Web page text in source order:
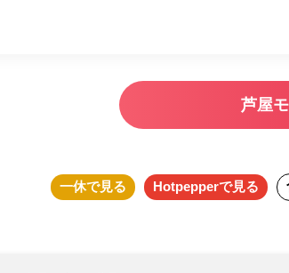
芦屋
一休で見る Hotpepperで見る